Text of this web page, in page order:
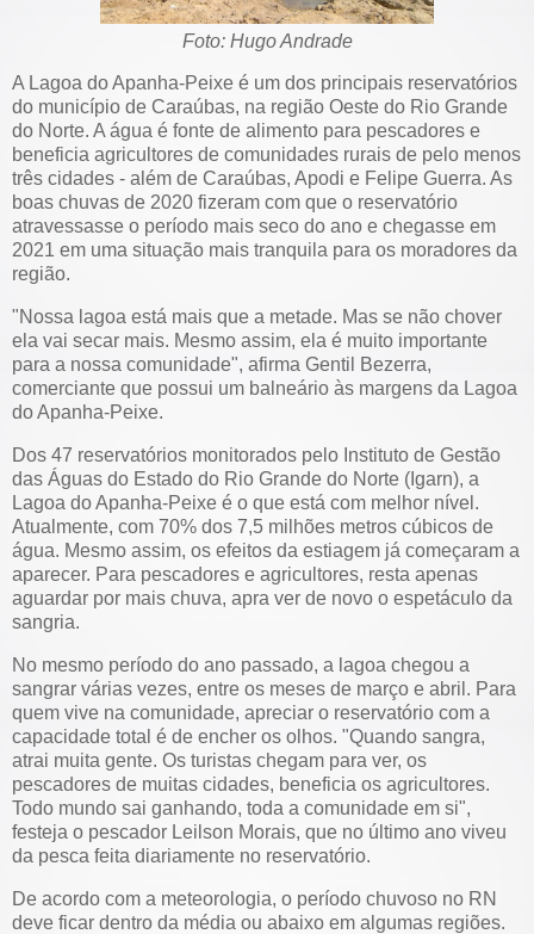
Foto: Hugo Andrade
A Lagoa do Apanha-Peixe é um dos principais reservatórios
do município de Caraúbas, na região Oeste do Rio Grande
do Norte. A água é fonte de alimento para pescadores e
beneficia agricultores de comunidades rurais de pelo menos
três cidades - além de Caraúbas, Apodi e Felipe Guerra. As
boas chuvas de 2020 fizeram com que o reservatório
atravessasse o período mais seco do ano e chegasse em
2021 em uma situação mais tranquila para os moradores da
região.
"Nossa lagoa está mais que a metade. Mas se não chover
ela vai secar mais. Mesmo assim, ela é muito importante
para a nossa comunidade", afirma Gentil Bezerra,
comerciante que possui um balneário às margens da Lagoa
do Apanha-Peixe.
Dos 47 reservatórios monitorados pelo Instituto de Gestão
das Águas do Estado do Rio Grande do Norte (Igarn), a
Lagoa do Apanha-Peixe é o que está com melhor nível.
Atualmente, com 70% dos 7,5 milhões metros cúbicos de
água. Mesmo assim, os efeitos da estiagem já começaram a
aparecer. Para pescadores e agricultores, resta apenas
aguardar por mais chuva, apra ver de novo o espetáculo da
sangria.
No mesmo período do ano passado, a lagoa chegou a
sangrar várias vezes, entre os meses de março e abril. Para
quem vive na comunidade, apreciar o reservatório com a
capacidade total é de encher os olhos. "Quando sangra,
atrai muita gente. Os turistas chegam para ver, os
pescadores de muitas cidades, beneficia os agricultores.
Todo mundo sai ganhando, toda a comunidade em si",
festeja o pescador Leilson Morais, que no último ano viveu
da pesca feita diariamente no reservatório.
De acordo com a meteorologia, o período chuvoso no RN
deve ficar dentro da média ou abaixo em algumas regiões.